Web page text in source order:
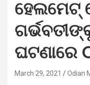
ହେଲମେଟ୍
ଘଟଣାରେ
March 29, 2021 Odian